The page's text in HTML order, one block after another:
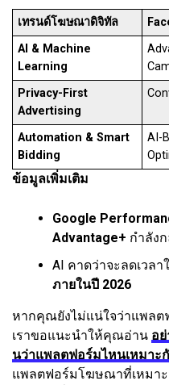
เทรนด์โฆษณาดิจิทัล
AI & Machine
Learning
Privacy-First
Advertising
Automation & Smart
Bidding
AI-
ข้อมูลเพิ่มเติม
Google
Advantage+ กำลัง
AI คาดว่าจะลดเวล
ภายในปี 2026
หากคุณยังไม่แน่ใจว่าแพล
เราขอแนะนำให้คุณอ่าน อ
นว่าแพลตฟอร์มไหนเหมา
แพลตฟอร์มโฆษณาที่เหมาะ